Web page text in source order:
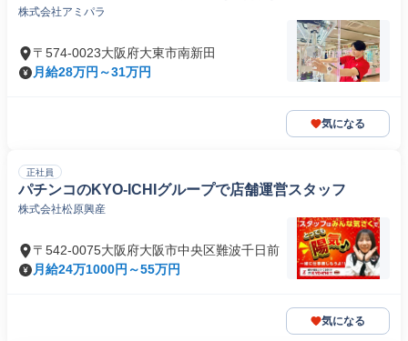
株式会社アミパラ
〒574-0023大阪府大東市南新田
月給28万円～31万円
気になる
正社員
パチンコのKYO-ICHIグループで店舗運営スタッフ
株式会社松原興産
〒542-0075大阪府大阪市中央区難波千日前
月給24万1000円～55万円
気になる